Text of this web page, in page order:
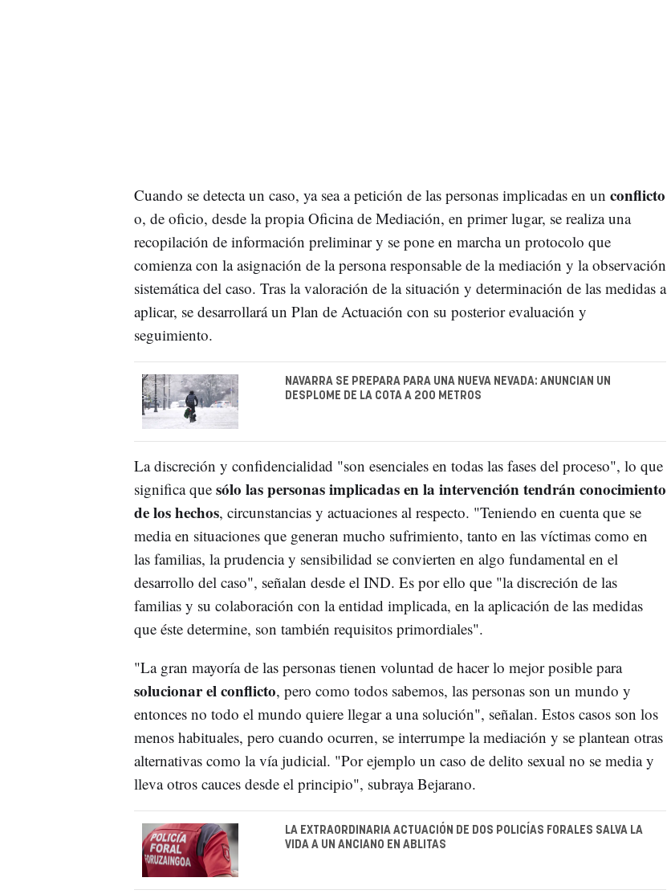
Cuando se detecta un caso, ya sea a petición de las personas implicadas en un conflicto
o, de oficio, desde la propia Oficina de Mediación, en primer lugar, se realiza una
recopilación de información preliminar y se pone en marcha un protocolo que
comienza con la asignación de la persona responsable de la mediación y la observación
sistemática del caso. Tras la valoración de la situación y determinación de las medidas a
aplicar, se desarrollará un Plan de Actuación con su posterior evaluación y
seguimiento.
NAVARRA SE PREPARA PARA UNA NUEVA NEVADA: ANUNCIAN UN
DESPLOME DE LA COTA A 200 METROS
La discreción y confidencialidad "son esenciales en todas las fases del proceso", lo que
significa que sólo las personas implicadas en la intervención tendrán conocimiento
de los hechos, circunstancias y actuaciones al respecto. "Teniendo en cuenta que se
media en situaciones que generan mucho sufrimiento, tanto en las víctimas como en
las familias, la prudencia y sensibilidad se convierten en algo fundamental en el
desarrollo del caso", señalan desde el IND. Es por ello que "la discreción de las
familias y su colaboración con la entidad implicada, en la aplicación de las medidas
que éste determine, son también requisitos primordiales".
"La gran mayoría de las personas tienen voluntad de hacer lo mejor posible para
solucionar el conflicto, pero como todos sabemos, las personas son un mundo y
entonces no todo el mundo quiere llegar a una solución", señalan. Estos casos son los
menos habituales, pero cuando ocurren, se interrumpe la mediación y se plantean otras
alternativas como la vía judicial. "Por ejemplo un caso de delito sexual no se media y
lleva otros cauces desde el principio", subraya Bejarano.
LA EXTRAORDINARIA ACTUACIÓN DE DOS POLICÍAS FORALES SALVA LA
VIDA A UN ANCIANO EN ABLITAS